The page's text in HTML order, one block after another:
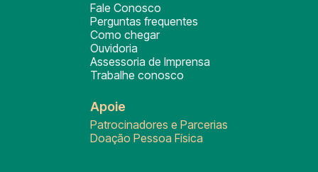
Fale Conosco
Perguntas frequentes
Como chegar
Ouvidoria
Assessoria de Imprensa
Trabalhe conosco
Apoie
Patrocinadores e Parcerias
Doação Pessoa Física